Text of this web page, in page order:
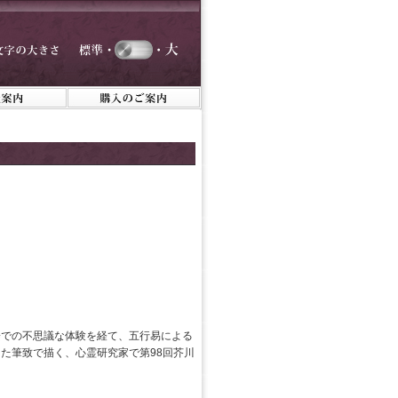
の不思議な体験を経て、五行易による
筆致で描く、心霊研究家で第98回芥川